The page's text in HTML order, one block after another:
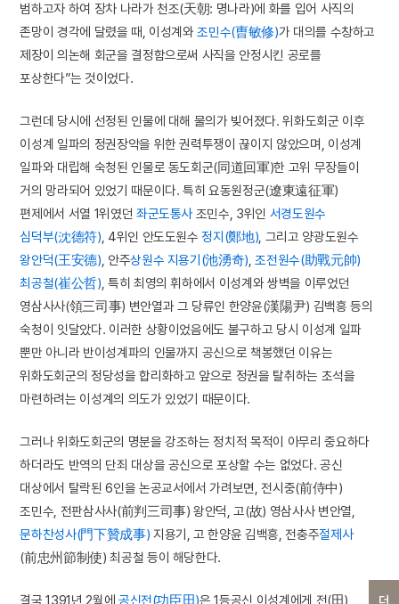
범하고자 하여 장차 나라가 천조(天朝: 명나라)에 화를 입어 사직의
존망이 경각에 달렸을 때, 이성계와 조민수(曺敏修)가 대의를 수창하고
제장이 의논해 회군을 결정함으로써 사직을 안정시킨 공로를
포상한다”는 것이었다.
그런데 당시에 선정된 인물에 대해 물의가 빚어졌다. 위화도회군 이후
이성계 일파의 정권장악을 위한 권력투쟁이 끊이지 않았으며, 이성계
일파와 대립해 숙청된 인물로 동도회군(同道回軍)한 고위 무장들이
거의 망라되어 있었기 때문이다. 특히 요동원정군(遼東遠征軍)
편제에서 서열 1위였던 좌군도통사 조민수, 3위인 서경도원수
심덕부(沈德符) , 4위인 안도도원수 정지(鄭地) , 그리고 양광도원수
왕안덕(王安德) , 안주상원수 지용기(池湧奇) 조전원수(助戰元帥)
최공철(崔公哲) , 특히 최영의 휘하에서 이성계와 쌍벽을 이루었던
영삼사사(領三司事) 변안열과 그 당류인 한양윤(漢陽尹) 김백흥 등의
숙청이 잇달았다. 이러한 상황이었음에도 불구하고 당시 이성계 일파
뿐만 아니라 반이성계파의 인물까지 공신으로 책봉했던 이유는
위화도회군의 정당성을 합리화하고 앞으로 정권을 탈취하는 초석을
마련하려는 이성계의 의도가 있었기 때문이다.
그러나 위화도회군의 명분을 강조하는 정치적 목적이 아무리 중요하다
하더라도 반역의 단죄 대상을 공신으로 포상할 수는 없었다. 공신
대상에서 탈락된 6인을 논공교서에서 가려보면, 전시중(前侍中)
조민수, 전판삼사사(前判三司事) 왕안덕, 고(故) 영삼사사 변안열,
문하찬성사(門下贊成事) 지용기, 고 한양윤 김백흥, 전충주절제사
(前忠州節制使) 최공철 등이 해당한다.
결국 1391년 2월에 공신전(功臣田)은 1등공신 이성계에게 전(田)